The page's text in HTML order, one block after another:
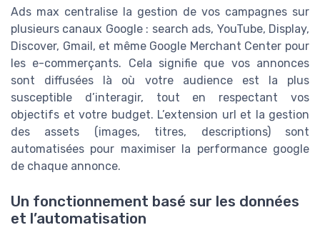
Ads max centralise la gestion de vos campagnes sur
plusieurs canaux Google : search ads, YouTube, Display,
Discover, Gmail, et même Google Merchant Center pour
les e-commerçants. Cela signifie que vos annonces
sont diffusées là où votre audience est la plus
susceptible d’interagir, tout en respectant vos
objectifs et votre budget. L’extension url et la gestion
des assets (images, titres, descriptions) sont
automatisées pour maximiser la performance google
de chaque annonce.
Un fonctionnement basé sur les données
et l’automatisation